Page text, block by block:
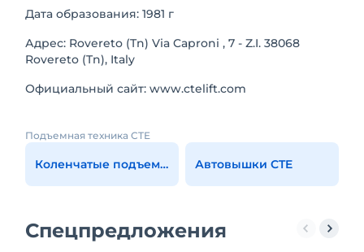
Дата образования: 1981 г
Адрес: Rovereto (Tn) Via Caproni , 7 - Z.I. 38068
Rovereto (Tn), Italy
Официальный сайт: www.ctelift.com
Подъемная техника CTE
Коленчатые подъемники CTE Автовышки CTE
Спецпредложения